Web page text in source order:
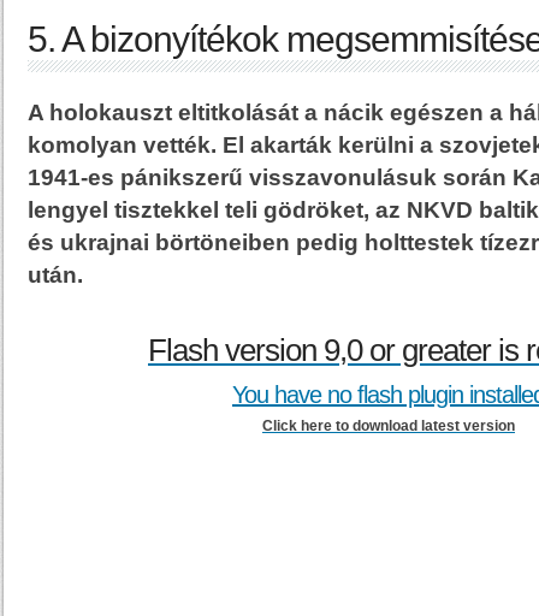
5. A bizonyítékok
A holokauszt eltitkolását a nácik egészen a
komolyan vették. El akarták kerülni a
1941-es pánikszerű visszavonulásuk során
lengyel tisztekkel teli gödröket, az NKVD
és ukrajnai börtöneiben pedig holttestek
után.
Flash version 9,0 or greater is
You have no flash plugin
Click here to download latest version